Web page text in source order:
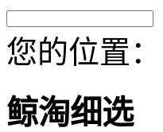
您的位置：
鲸淘细选